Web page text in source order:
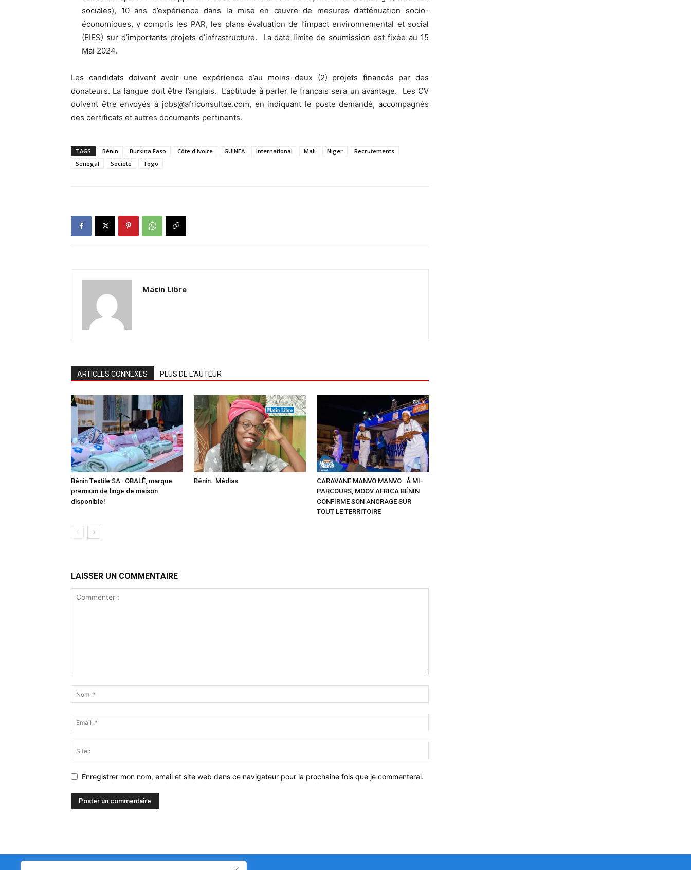
sociales), 10 ans d’expérience dans la mise en œuvre de mesures d’atténuation socio-
économiques, y compris les PAR, les plans évaluation de l’impact environnemental et social
(EIES) sur d’importants projets d’infrastructure. La date limite de soumission est fixée au 15
Mai 2024.
Les candidats doivent avoir une expérience d’au moins deux (2) projets financés par des
donateurs. La langue doit être l’anglais. L’aptitude à parler le français sera un avantage. Les CV
doivent être envoyés à jobs@africonsultae.com, en indiquant le poste demandé, accompagnés
des certificats et autres documents pertinents.
TAGS Bénin Burkina Faso Côte d'Ivoire GUINEA International Mali Niger
Recrutements
Sénégal
Société Togo
Matin Libre
ARTICLES CONNEXES PLUS DE L'AUTEUR
Bénin Textile SA : OBALÈ, marque
premium de linge de maison
disponible!
Bénin : Médias
CARAVANE MANVO MANVO : À MI-
PARCOURS, MOOV AFRICA BÉNIN
CONFIRME SON ANCRAGE SUR
TOUT LE TERRITOIRE
LAISSER UN COMMENTAIRE
Enregistrer mon nom, email et site web dans ce navigateur pour la prochaine fois que je commenterai.